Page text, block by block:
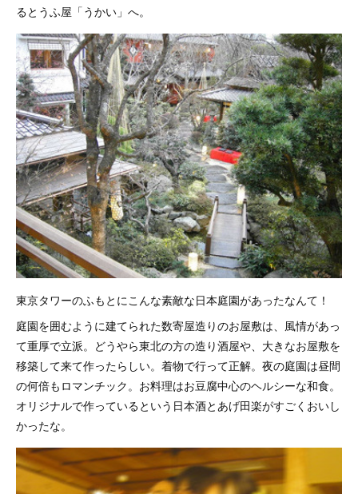
るとうふ屋「うかい」へ。
東京タワーのふもとにこんな素敵な日本庭園があったなんて！
庭園を囲むように建てられた数寄屋造りのお屋敷は、風情があっ
て重厚で立派。どうやら東北の方の造り酒屋や、大きなお屋敷を
移築して来て作ったらしい。着物で行って正解。夜の庭園は昼間
の何倍もロマンチック。お料理はお豆腐中心のヘルシーな和食。
オリジナルで作っているという日本酒とあげ田楽がすごくおいし
かったな。